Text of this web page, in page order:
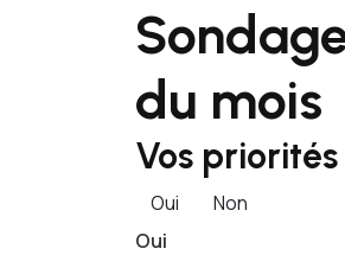
du mois
Vos
Oui
Non
Oui